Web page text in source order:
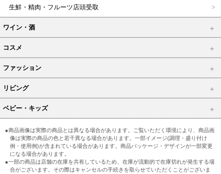
生鮮・精肉・フルーツ店頭受取
ワイン・酒
コスメ
ファッション
リビング
ベビー・キッズ
●商品画像は実際の商品とは異なる場合があります。ご覧いただく環境により、商品画
像は実際の商品の色と若干異なる場合があります。一部イメージ(調理・盛り付け
例・使用例)が含まれている場合があります。商品パッケージ・デザインが一部変更
になる場合があります。
●一部の商品は店舗の在庫を共有しているため、在庫が流動的で在庫切れが発生する場
合がございます。その際はキャンセルの手続きを取らせていただくことがございま